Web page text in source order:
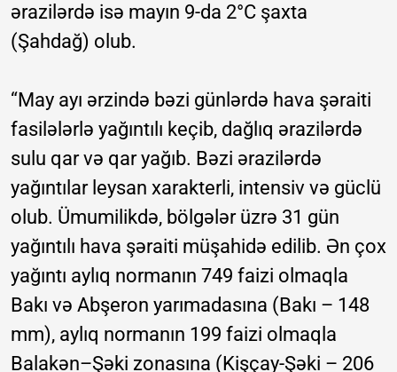
ərazilərdə isə mayın 9-da 2°C şaxta
(Şahdağ) olub.
“May ayı ərzində bəzi günlərdə hava şəraiti
fasilələrlə yağıntılı keçib, dağlıq ərazilərdə
sulu qar və qar yağıb. Bəzi ərazilərdə
yağıntılar leysan xarakterli, intensiv və güclü
olub. Ümumilikdə, bölgələr üzrə 31 gün
yağıntılı hava şəraiti müşahidə edilib. Ən çox
yağıntı aylıq normanın 749 faizi olmaqla
Bakı və Abşeron yarımadasına (Bakı – 148
mm), aylıq normanın 199 faizi olmaqla
Balakən–Şəki zonasına (Kişçay-Şəki – 206